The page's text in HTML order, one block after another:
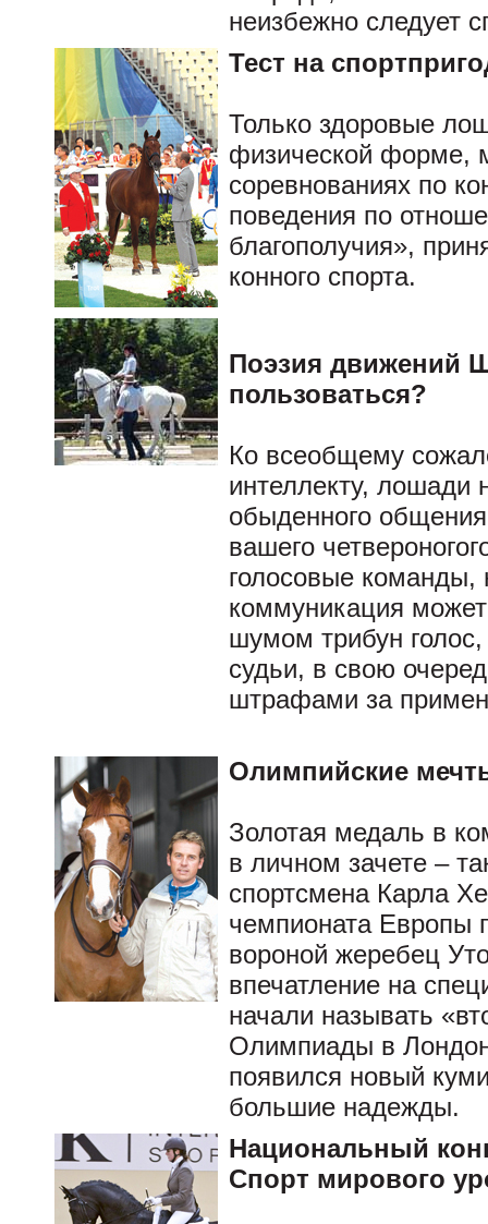
неизбежно следует
Тест на
Только здоровые
физической форме,
соревнованиях по
поведения по
благополучия»,
конного спорта.
Поэзия движений
пользоваться?
Ко всеобщему
интеллекту, лошади
обыденного
вашего
голосовые команды,
коммуникация
шумом трибун голос,
судьи, в свою
штрафами за
Олимпийские
Золотая медаль в
в личном зачете –
спортсмена Карла
чемпионата Европы
вороной жеребец
впечатление на
начали называть
Олимпиады в
появился новый
большие надежды.
Национальный
Спорт мирового